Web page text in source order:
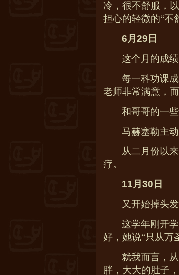
冷，很不舒服，
担心的轻微的“不
6月29 日
这个月的成
每一科功课
老师非常满意，
和哥哥的一
马赫塞勒主
从二月份以
疗。
11月30 日
又开始掉头
这学年刚开
好，她说“只从万
就我而言，
胖，大大的肚子